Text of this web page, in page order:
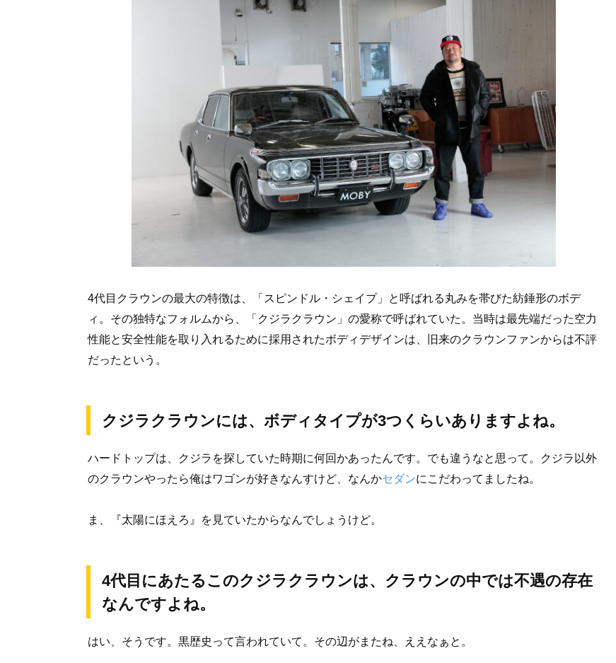
4代目クラウンの最大の特徴は、「スピンドル・シェイプ」と呼ばれる丸みを帯びた紡錘形のボデ
ィ。その独特なフォルムから、「クジラクラウン」の愛称で呼ばれていた。当時は最先端だった空力
性能と安全性能を取り入れるために採用されたボディデザインは、旧来のクラウンファンからは不評
だったという。
クジラクラウンには、ボディタイプが3つくらいありますよね。
ハードトップは、クジラを探していた時期に何回かあったんです。でも違うなと思って。クジラ以外
のクラウンやったら俺はワゴンが好きなんすけど、なんかセダンにこだわってましたね。
ま、『太陽にほえろ』を見ていたからなんでしょうけど。
4代目にあたるこのクジラクラウンは、クラウンの中では不遇の存在
なんですよね。
はい、そうです。黒歴史って言われていて。その辺がまたね、ええなぁと。